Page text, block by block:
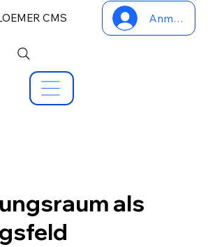
CMS Anmelden
als